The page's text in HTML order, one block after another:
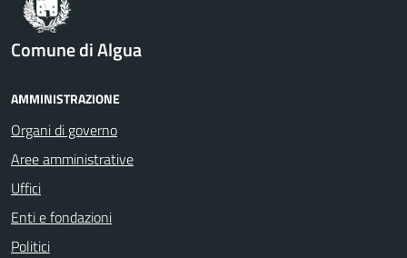
Comune di Algua
AMMINISTRAZIONE
Organi di governo
Aree amministrative
Uffici
Enti e fondazioni
Politici